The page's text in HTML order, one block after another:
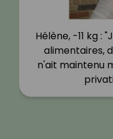
Hélène, -11 kg :
alimentaires,
n'ait maintenu